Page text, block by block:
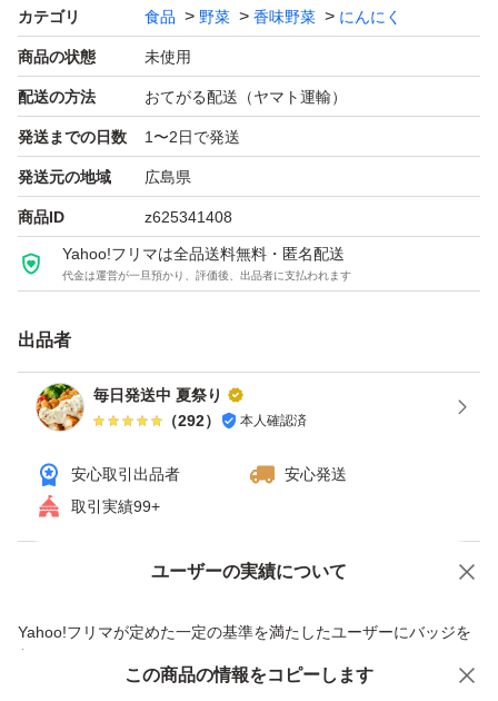
カテゴリ 食品 野菜 香味野菜 にんにく
商品の状態 未使用
配送の方法 おてがる配送（ヤマト運輸）
発送までの日数 1〜2日で発送
発送元の地域 広島県
商品ID z625341408
Yahoo!フリマは全品送料無料・匿名配送
代金は運営が一旦預かり、評価後、出品者に支払われます
出品者
毎日発送中 夏祭り
（292） 本人確認済
安心取引出品者
安心発送
取引実績99+
ユーザーの実績について
Yahoo!フリマが定めた一定の基準を満たしたユーザーにバッジを
付与しています
価格の相談 商品への質問
この商品の情報をコピーします
この商品をみている人にオススメ